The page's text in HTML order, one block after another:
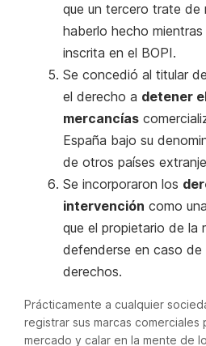
que un tercero trate de
haberlo hecho
inscrita en el BOPI.
Se concedió al titular
el derecho a detener
mercancías
España bajo su
de otros países
Se incorporaron los
intervención como
que el propietario de la
defenderse en caso de
derechos.
Prácticamente a cualquier
registrar sus marcas
mercado y calar en la mente de